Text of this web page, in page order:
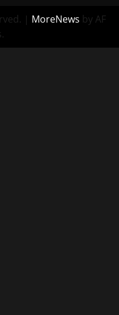
| MoreNews by AF